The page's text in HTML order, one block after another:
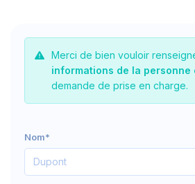
Merci de bien vouloir
informations de la personne
demande de prise en charge.
Nom*